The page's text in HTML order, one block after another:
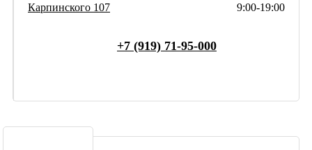
9:00-19:00
Карпинского 107
+7 (919) 71-95-000